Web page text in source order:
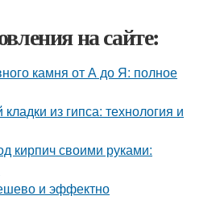
на сайте:
камня от А до Я: полное
из гипса: технология и
кирпич своими руками:
и эффектно